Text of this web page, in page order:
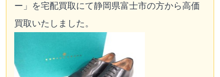
ー」を宅配買取にて静岡県富士市の方から高価
買取いたしました。